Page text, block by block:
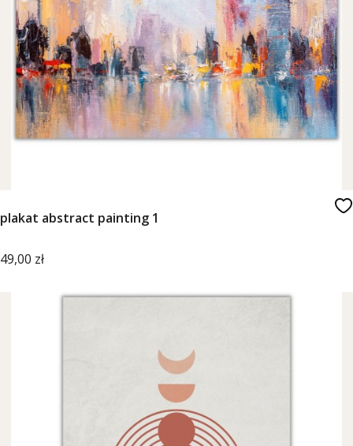
plakat abstract painting 1
Cena
49,00 zł